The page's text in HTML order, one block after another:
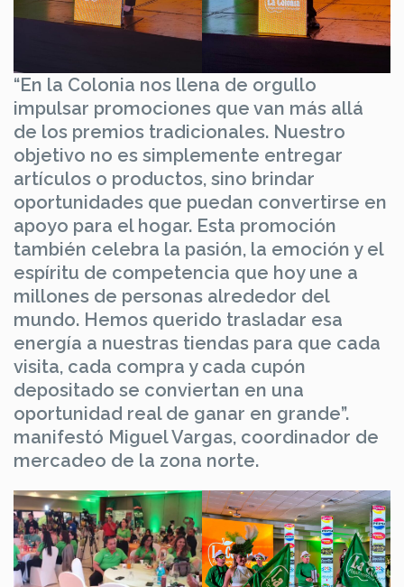
“En la Colonia nos llena de orgullo
impulsar promociones que van más allá
de los premios tradicionales. Nuestro
objetivo no es simplemente entregar
artículos o productos, sino brindar
oportunidades que puedan convertirse en
apoyo para el hogar. Esta promoción
también celebra la pasión, la emoción y el
espíritu de competencia que hoy une a
millones de personas alrededor del
mundo. Hemos querido trasladar esa
energía a nuestras tiendas para que cada
visita, cada compra y cada cupón
depositado se conviertan en una
oportunidad real de ganar en grande”.
manifestó Miguel Vargas, coordinador de
mercadeo de la zona norte.